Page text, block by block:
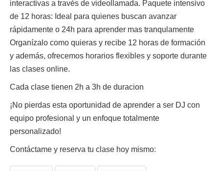
interactivas a través de videollamada. Paquete intensivo
de 12 horas: Ideal para quienes buscan avanzar
rápidamente o 24h para aprender mas tranqulamente
Organízalo como quieras y recibe 12 horas de formación
y además, ofrecemos horarios flexibles y soporte durante
las clases online.
Cada clase tienen 2h a 3h de duracion
¡No pierdas esta oportunidad de aprender a ser DJ con
equipo profesional y un enfoque totalmente
personalizado!
Contáctame y reserva tu clase hoy mismo: